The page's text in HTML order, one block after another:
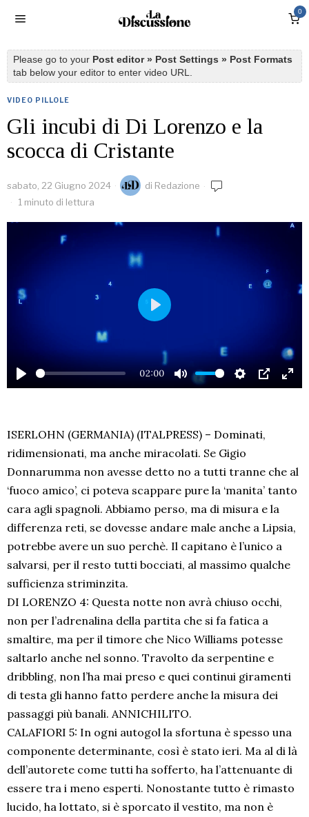
0
Please go to your Post editor » Post Settings » Post Formats
tab below your editor to enter video URL.
VIDEO PILLOLE
Gli incubi di Di Lorenzo e la
scocca di Cristante
sabato, 22 Giugno 2024 di Redazione
1 minuto di lettura
PLAY
02:00
MUTE SETTINGS
PIP
PLAY
ISERLOHN (GERMANIA) (ITALPRESS) – Dominati,
ridimensionati, ma anche miracolati. Se Gigio
Donnarumma non avesse detto no a tutti tranne che al
‘fuoco amico’, ci poteva scappare pure la ‘manita’ tanto
cara agli spagnoli. Abbiamo perso, ma di misura e la
differenza reti, se dovesse andare male anche a Lipsia,
potrebbe avere un suo perchè. Il capitano è l’unico a
salvarsi, per il resto tutti bocciati, al massimo qualche
sufficienza striminzita.
DI LORENZO 4: Questa notte non avrà chiuso occhi,
non per l’adrenalina della partita che si fa fatica a
smaltire, ma per il timore che Nico Williams potesse
saltarlo anche nel sonno. Travolto da serpentine e
dribbling, non l’ha mai preso e quei continui giramenti
di testa gli hanno fatto perdere anche la misura dei
passaggi più banali. ANNICHILITO.
CALAFIORI 5: In ogni autogol la sfortuna è spesso una
componente determinante, così è stato ieri. Ma al di là
dell’autorete come tutti ha sofferto, ha l’attenuante di
essere tra i meno esperti. Nonostante tutto è rimasto
lucido, ha lottato, si è sporcato il vestito, ma non è